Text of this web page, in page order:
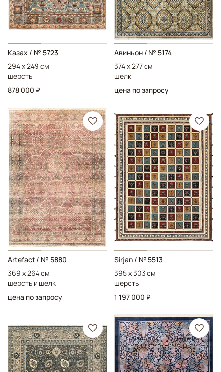
Казах / № 5723
294 x 249 см
шерсть
878 000 ₽
Авиньон / № 5174
374 x 277 см
шелк
цена по запросу
Artefact / № 5880
369 x 264 см
шерсть и шелк
цена по запросу
Sirjan / № 5513
395 x 303 см
шерсть
1 197 000 ₽